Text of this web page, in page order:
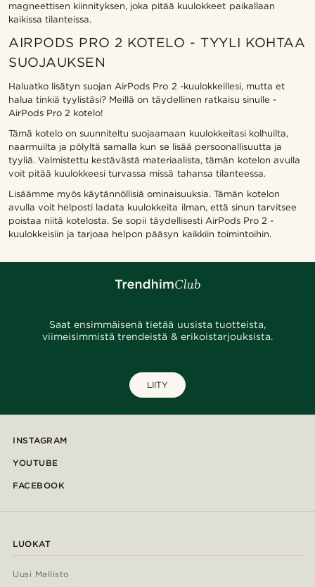
magneettisen kiinnityksen, joka pitää kuulokkeet paikallaan
kaikissa tilanteissa.
AIRPODS PRO 2 KOTELO - TYYLI KOHTAA
SUOJAUKSEN
Haluatko lisätyn suojan AirPods Pro 2 -kuulokkeillesi, mutta et
halua tinkiä tyylistäsi? Meillä on täydellinen ratkaisu sinulle -
AirPods Pro 2 kotelo!
Tämä kotelo on suunniteltu suojaamaan kuulokkeitasi kolhuilta,
naarmuilta ja pölyltä samalla kun se lisää persoonallisuutta ja
tyyliä. Valmistettu kestävästä materiaalista, tämän kotelon avulla
voit pitää kuulokkeesi turvassa missä tahansa tilanteessa.
Lisäämme myös käytännöllisiä ominaisuuksia. Tämän kotelon
avulla voit helposti ladata kuulokkeita ilman, että sinun tarvitsee
poistaa niitä kotelosta. Se sopii täydellisesti AirPods Pro 2 -
kuulokkeisiin ja tarjoaa helpon pääsyn kaikkiin toimintoihin.
Saat ensimmäisenä tietää uusista tuotteista,
viimeisimmistä trendeistä & erikoistarjouksista.
LIITY
INSTAGRAM
YOUTUBE
FACEBOOK
LUOKAT
Uusi Mallisto